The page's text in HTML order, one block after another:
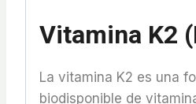
Vitamina K2
La vitamina K2 es una
biodisponible de